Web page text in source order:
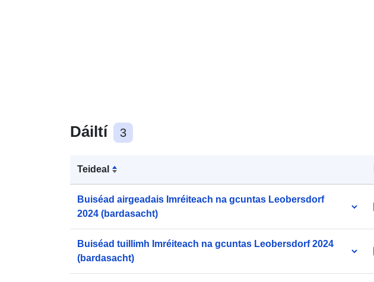
Dáiltí 3
Teideal
Buiséad airgeadais Imréiteach na gcuntas Leobersdorf
2024 (bardasacht)
Buiséad tuillimh Imréiteach na gcuntas Leobersdorf 2024
(bardasacht)